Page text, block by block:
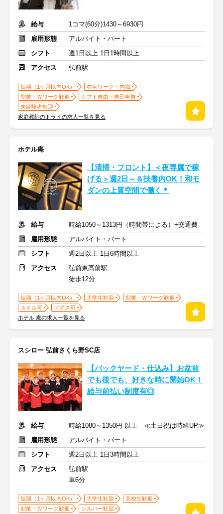
給与
1コマ(60分)1430～6930円
雇用形態
アルバイト・パート
シフト
週1日以上 1日1時間以上
アクセス
弘前駅
短期（1ヶ月以内OK）
在宅ワーク・内職
副業・Ｗワーク歓迎
シフト自由・自己申告
未経験者歓迎
家庭教師のトライの求人一覧を見る
ホテル庵
【清掃・フロント】＜夜専属で稼
げる＞週2日～＆扶養内OK！和モ
ダンの上質空間で働く＊
給与
時給1050～1313円（時間帯による）+交通費
雇用形態
アルバイト・パート
シフト
週2日以上 1日6時間以上
アクセス
弘前東高前駅
徒歩12分
短期（1ヶ月以内OK） 大学生歓迎
副業・Ｗワーク歓迎
ネイル可
ピアス可
ホテル 庵の求人一覧を見る
スシロー 弘前さくら野SC店
【バックヤード・仕込み】お盆前
でも後でも、好きな時に開始OK！
給与前払い制度有◎
給与
時給1080～1350円 以上 ≪土日祝は時給UP≫
雇用形態
アルバイト・パート
シフト
週2日以上 1日3時間以上
アクセス
弘前駅
車6分
短期（1ヶ月以内OK） 大学生歓迎
高校生歓迎
副業・Ｗワーク歓迎
シルバー歓迎